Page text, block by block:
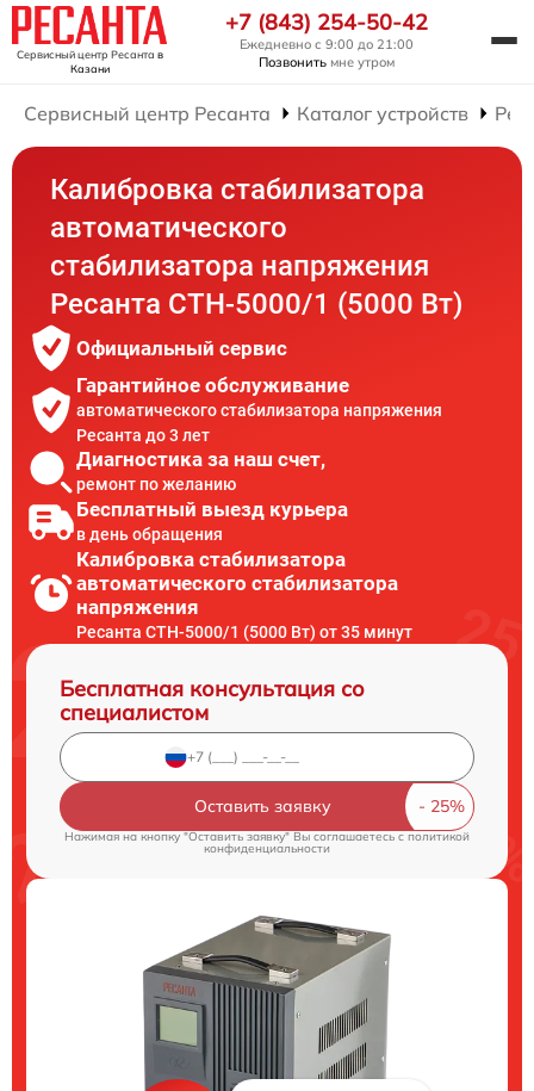
Сервисный центр Ресанта в
Казани
+7 (843) 254-50-42
Ежедневно с 9:00 до 21:00
Позвонить мне утром
Сервисный центр Ресанта Каталог устройств
Калибровка стабилизатора
автоматического
стабилизатора напряжения
Ресанта СТН-5000/1 (5000 Вт)
Официальный сервис
Гарантийное обслуживание
автоматического стабилизатора напряжения
Ресанта до 3 лет
Диагностика за наш счет,
ремонт по желанию
Бесплатный выезд курьера
в день обращения
Калибровка стабилизатора
автоматического стабилизатора
напряжения
Ресанта СТН-5000/1 (5000 Вт) от 35 минут
Бесплатная консультация со
специалистом
Оставить заявку
Нажимая на кнопку "Оставить заявку" Вы соглашаетесь cполитикой
конфиденциальности